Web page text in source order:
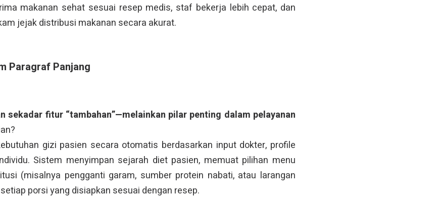
makanan sehat sesuai resep medis, staf bekerja lebih cepat, dan
jejak distribusi makanan secara akurat.
Paragraf Panjang
sekadar fitur “tambahan”—melainkan pilar penting dalam pelayanan
gizi pasien secara otomatis berdasarkan input dokter, profile
Sistem menyimpan sejarah diet pasien, memuat pilihan menu
(misalnya pengganti garam, sumber protein nabati, atau larangan
porsi yang disiapkan sesuai dengan resep.